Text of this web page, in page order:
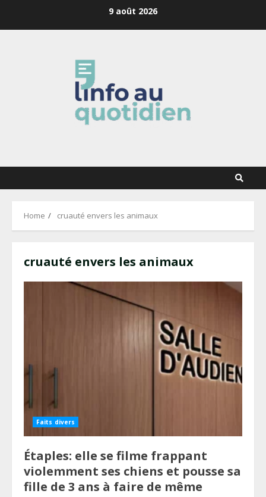
9 août 2026
Home cruauté envers les animaux
cruauté envers les animaux
Faits divers
Étaples: elle se filme frappant
violemment ses chiens et pousse sa
fille de 3 ans à faire de même